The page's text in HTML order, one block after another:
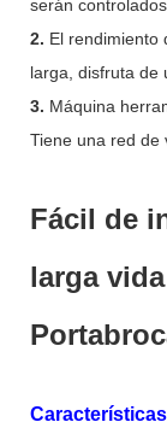
serán
2. El rendimiento
larga, disfruta de
3. Máquina
Tiene una red de
Fácil de
larga
Características